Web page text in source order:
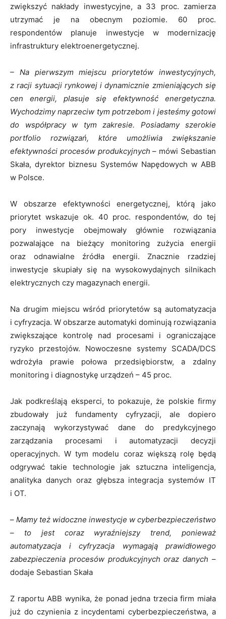
zwiększyć nakłady inwestycyjne, a 33 proc. zamierza
utrzymać je na obecnym poziomie. 60 proc.
respondentów planuje inwestycje w modernizację
infrastruktury elektroenergetycznej.
– Na pierwszym miejscu priorytetów inwestycyjnych,
z racji sytuacji rynkowej i dynamicznie zmieniających się
cen energii, plasuje się efektywność energetyczna.
Wychodzimy naprzeciw tym potrzebom i jesteśmy gotowi
do współpracy w tym zakresie. Posiadamy szerokie
portfolio rozwiązań, które umożliwia zwiększanie
efektywności procesów produkcyjnych– mówi Sebastian
Skała, dyrektor biznesu Systemów Napędowych w ABB
w Polsce.
W obszarze efektywności energetycznej, którą jako
priorytet wskazuje ok. 40 proc. respondentów, do tej
pory inwestycje obejmowały głównie rozwiązania
pozwalające na bieżący monitoring zużycia energii
oraz odnawialne źródła energii. Znacznie rzadziej
inwestycje skupiały się na wysokowydajnych silnikach
elektrycznych czy magazynach energii.
Na drugim miejscu wśród priorytetów są automatyzacja
i cyfryzacja. W obszarze automatyki dominują rozwiązania
zwiększające kontrolę nad procesami i ograniczające
ryzyko przestojów. Nowoczesne systemy SCADA/DCS
wdrożyła prawie połowa przedsiębiorstw, a zdalny
monitoring i diagnostykę urządzeń – 45 proc.
Jak podkreślają eksperci, to pokazuje, że polskie firmy
zbudowały już fundamenty cyfryzacji, ale dopiero
zaczynają wykorzystywać dane do predykcyjnego
zarządzania procesami i automatyzacji decyzji
operacyjnych. W tym modelu coraz większą rolę będą
odgrywać takie technologie jak sztuczna inteligencja,
analityka danych oraz głębsza integracja systemów IT
i OT.
– Mamy też widoczne inwestycje w cyberbezpieczeństwo
– to jest coraz wyraźniejszy trend, ponieważ
automatyzacja i cyfryzacja wymagają prawidłowego
zabezpieczenia procesów produkcyjnych oraz danych –
dodaje Sebastian Skała
Z raportu ABB wynika, że ponad jedna trzecia firm miała
już do czynienia z incydentami cyberbezpieczeństwa, a